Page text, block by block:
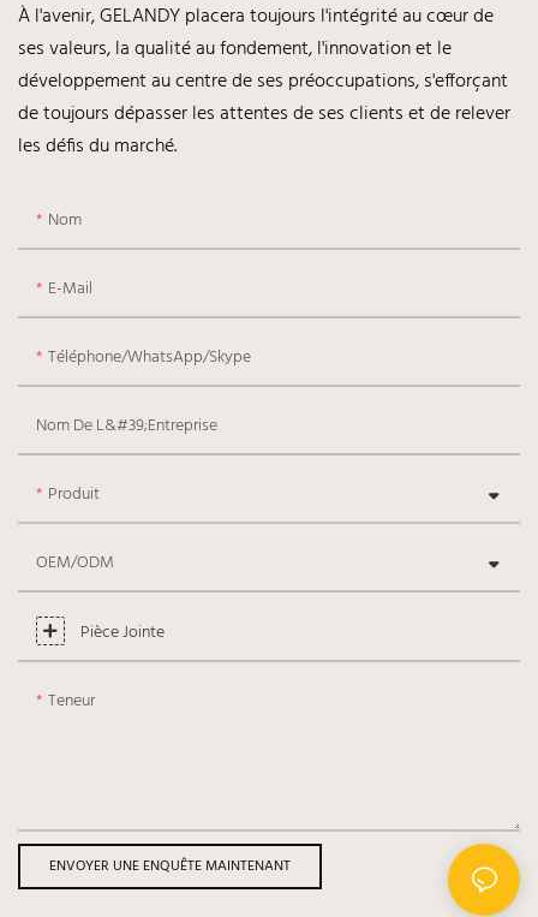
À l'avenir, GELANDY placera toujours l'intégrité au cœur de
ses valeurs, la qualité au fondement, l'innovation et le
développement au centre de ses préoccupations, s'efforçant
de toujours dépasser les attentes de ses clients et de relever
les défis du marché.
Nom
E-Mail
Téléphone/WhatsApp/Skype
Nom De L&#39;entreprise
Produit
OEM/ODM
Pièce Jointe
Teneur
ENVOYER UNE ENQUÊTE MAINTENANT